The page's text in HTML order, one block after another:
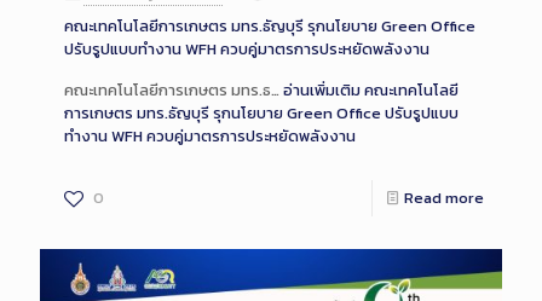
คณะเทคโนโลยีการเกษตร มทร.ธัญบุรี รุกนโยบาย Green Office
ปรับรูปแบบทำงาน WFH ควบคู่มาตรการประหยัดพลังงาน
คณะเทคโนโลยีการเกษตร มทร.ธ… อ่านเพิ่มเติมคณะเทคโนโลยี
การเกษตร มทร.ธัญบุรี รุกนโยบาย Green Office ปรับรูปแบบ
ทำงาน WFH ควบคู่มาตรการประหยัดพลังงาน
0 Read more